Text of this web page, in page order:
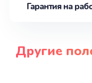
Гарантия на
Другие